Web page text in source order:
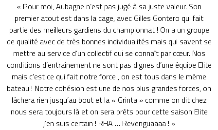
« Pour moi, Aubagne n’est pas jugé à sa juste valeur. Son
premier atout est dans la cage, avec Gilles Gontero qui fait
partie des meilleurs gardiens du championnat ! On a un groupe
de qualité avec de très bonnes individualités mais qui savent se
mettre au service d’un collectif qui se connaît par cœur. Nos
conditions d’entraînement ne sont pas dignes d’une équipe Elite
mais c’est ce qui fait notre force , on est tous dans le même
bateau ! Notre cohésion est une de nos plus grandes forces, on
lâchera rien jusqu’au bout et la « Grinta » comme on dit chez
nous sera toujours là et on sera prêts pour cette saison Elite
j’en suis certain ! RHA … Revenguaaaa ! »